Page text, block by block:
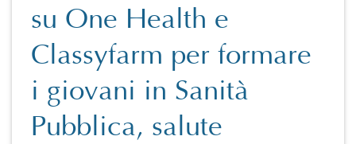
su One Health e
Classyfarm per formare
i giovani in Sanità
Pubblica, salute